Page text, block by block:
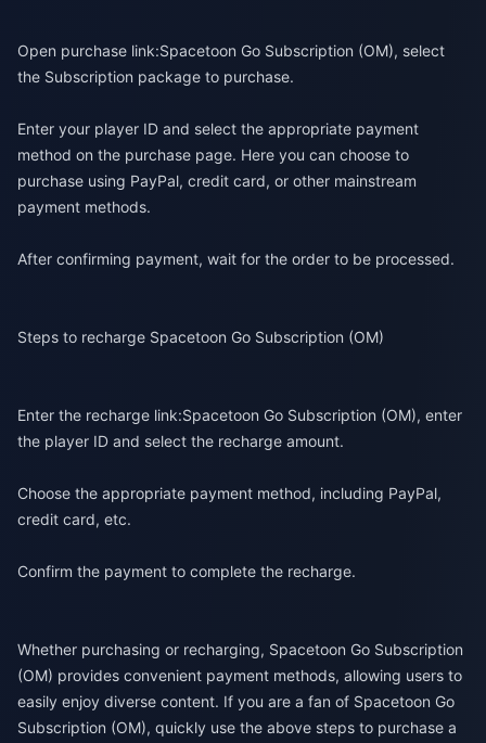
Open purchase link:Spacetoon Go Subscription (OM), select
the Subscription package to purchase.
Enter your player ID and select the appropriate payment
method on the purchase page. Here you can choose to
purchase using PayPal, credit card, or other mainstream
payment methods.
After confirming payment, wait for the order to be processed.
Steps to recharge Spacetoon Go Subscription (OM)
Enter the recharge link:Spacetoon Go Subscription (OM), enter
the player ID and select the recharge amount.
Choose the appropriate payment method, including PayPal,
credit card, etc.
Confirm the payment to complete the recharge.
Whether purchasing or recharging, Spacetoon Go Subscription
(OM) provides convenient payment methods, allowing users to
easily enjoy diverse content. If you are a fan of Spacetoon Go
Subscription (OM), quickly use the above steps to purchase a